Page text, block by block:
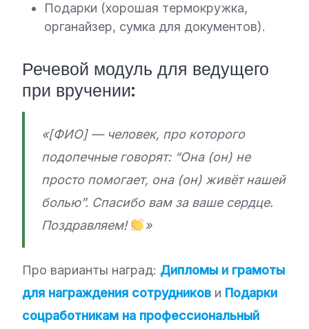
Подарки (хорошая термокружка,
органайзер, сумка для документов).
Речевой модуль для ведущего
при вручении:
«[ФИО] — человек, про которого
подопечные говорят: “Она (он) не
просто помогает, она (он) живёт нашей
болью”. Спасибо вам за ваше сердце.
Поздравляем!
»
Про варианты наград: Дипломы и грамоты
для награждения сотрудников и Подарки
соцработникам на профессиональный